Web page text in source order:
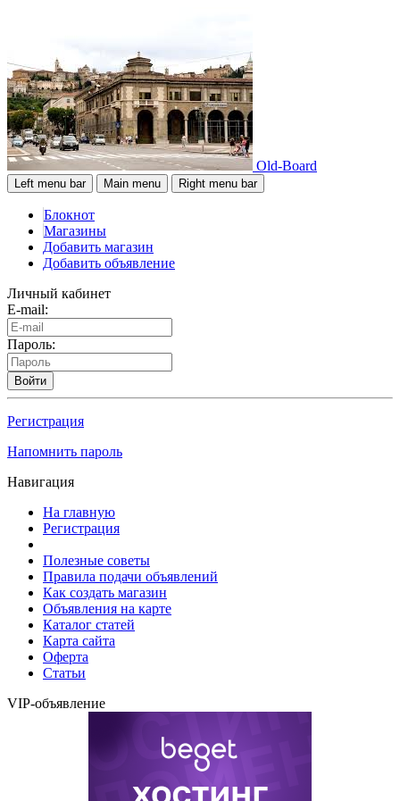
Old-Board
Left menu bar Main menu Right menu bar
Блокнот
Магазины
Добавить магазин
Добавить объявление
Личный кабинет
E-mail:
Пароль:
Войти
Регистрация
Напомнить пароль
Навигация
На главную
Регистрация
Полезные советы
Правила подачи объявлений
Как создать магазин
Объявления на карте
Каталог статей
Карта сайта
Оферта
Статьи
VIP-объявление